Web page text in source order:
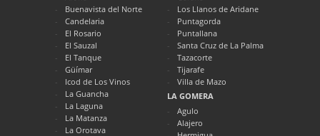
Buenavista del Norte
Candelaria
El Rosario
El Sauzal
El Tanque
Güímar
Icod de Los Vinos
La Guancha
La Laguna
La Matanza
La Orotava
Los Llanos de Aridane
Puntagorda
Puntallana
Santa Cruz de La Palma
Tazacorte
Tijarafe
Villa de Mazo
LA GOMERA
Agulo
Alajero